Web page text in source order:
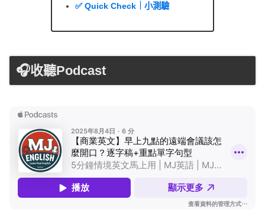
✅ Quick Check｜小測驗
🎧收聽Podcast